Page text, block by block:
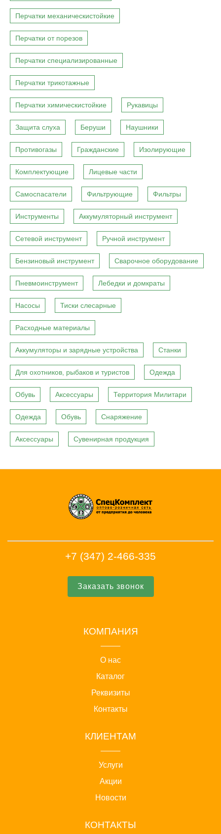
Перчатки механическистойкие
Перчатки от порезов
Перчатки специализированные
Перчатки трикотажные
Перчатки химическистойкие Рукавицы
Защита слуха Беруши Наушники
Противогазы Гражданские Изолирующие
Комплектующие Лицевые части
Самоспасатели Фильтрующие Фильтры
Инструменты Аккумуляторный инструмент
Сетевой инструмент Ручной инструмент
Бензиновый инструмент Сварочное оборудование
Пневмоинструмент Лебедки и домкраты
Насосы Тиски слесарные
Расходные материалы
Аккумуляторы и зарядные устройства Станки
Для охотников, рыбаков и туристов Одежда
Обувь Аксессуары Территория Милитари
Одежда Обувь Снаряжение
Аксессуары Сувенирная продукция
+7 (347) 2-466-335
Заказать звонок
КОМПАНИЯ
О нас
Каталог
Реквизиты
Контакты
КЛИЕНТАМ
Услуги
Акции
Новости
КОНТАКТЫ